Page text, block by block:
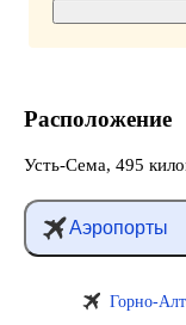
Расположение
Усть-Сема, 495
Аэропорты
Горно-